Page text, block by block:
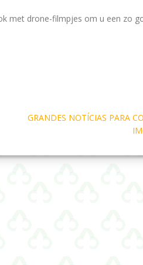
met drone-filmpjes om u een zo
GRANDES NOTÍCIAS PARA